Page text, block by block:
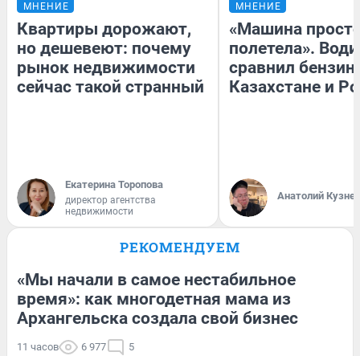
МНЕНИЕ
Квартиры дорожают,
но дешевеют: почему
рынок недвижимости
сейчас такой странный
Екатерина Торопова
директор агентства
недвижимости
МНЕНИЕ
«Машина
полетела».
сравнил бензин
Казахстане и
Анатолий
РЕКОМЕНДУЕМ
«Мы начали в самое нестабильное
время»: как многодетная мама из
Архангельска создала свой бизнес
11 часов 6 977 5